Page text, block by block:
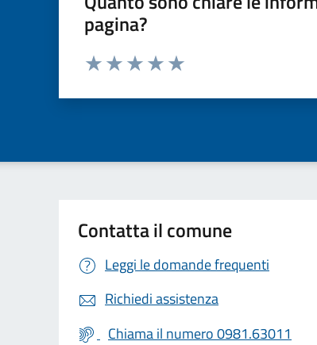
pagina?
Valuta da 1 a 5 stelle la pagina
Contatta il comune
Leggi le domande frequenti
Richiedi assistenza
Chiama il numero 0981.63011